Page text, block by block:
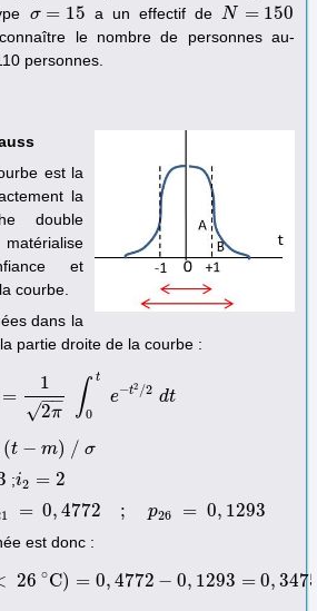
σ = 15
σ=15 a un effectif de N = 150
N= 150
le nombre de personnes au-
personnes.
est la
la
double
et
courbe.
dans la
partie droite de la courbe :
=
1
2π
−−
√ ∫ t
0
e−t2 /2 dt
(t) =12π ∫0 e 2/2 dt
(t − m) / σ
(t− m / σ
;i2 = 2
i2=2
= 0, 4772 ; p26 = 0, 1293
= 0 4772;p26 =
1293
est donc :
26 ∘C) = 0, 4772 − 0, 1293 = 0,
T < 26 ∘C )= 0,4772−0 ,1293=0,3475